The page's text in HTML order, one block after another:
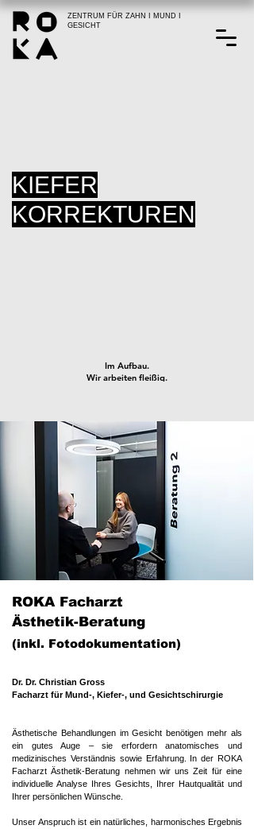
ZENTRUM FÜR ZAHN I MUND I
GESICHT
KIEFER
KORREKTUREN
Im Aufbau.
Wir arbeiten fleißig.
ROKA Facharzt
Ästhetik-Beratung
(inkl. Fotodokumentation)
​Dr. Dr. Christian Gross
Facharzt für Mund-, Kiefer-, und Gesichtschirurgie
Ästhetische Behandlungen im Gesicht benötigen mehr als
ein gutes Auge – sie erfordern anatomisches und
medizinisches Verständnis sowie Erfahrung. In der ROKA
Facharzt Ästhetik-Beratung nehmen wir uns Zeit für eine
individuelle Analyse Ihres Gesichts, Ihrer Hautqualität und
Ihrer persönlichen Wünsche.
Unser Anspruch ist ein natürliches, harmonisches Ergebnis